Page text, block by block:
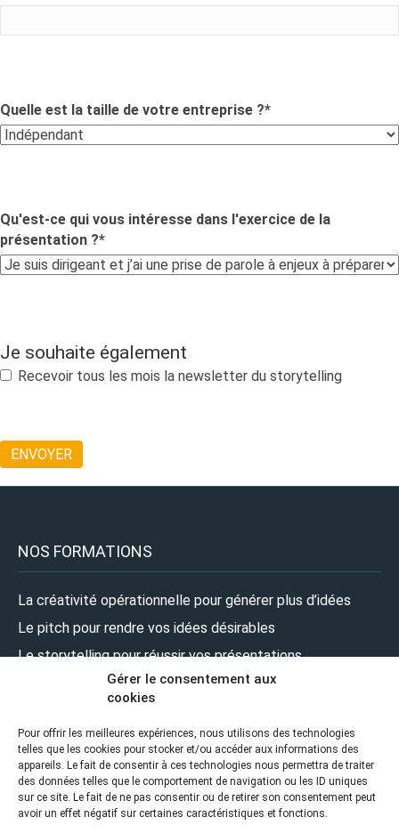
Gérer le consentement aux
cookies
Pour offrir les meilleures expériences, nous utilisons des technologies
telles que les cookies pour stocker et/ou accéder aux informations des
appareils. Le fait de consentir à ces technologies nous permettra de traiter
des données telles que le comportement de navigation ou les ID uniques
sur ce site. Le fait de ne pas consentir ou de retirer son consentement peut
avoir un effet négatif sur certaines caractéristiques et fonctions.
Quelle est la taille de votre entreprise ?*
Qu'est-ce qui vous intéresse dans l'exercice de la
présentation ?*
Je souhaite également
Recevoir tous les mois la newsletter du storytelling
NOS FORMATIONS
La créativité opérationnelle pour générer plus d’idées
Le pitch pour rendre vos idées désirables
Le storytelling pour réussir vos présentations
Le design pour renforcer l’impact de vos présentations
NOUS SUIVRE